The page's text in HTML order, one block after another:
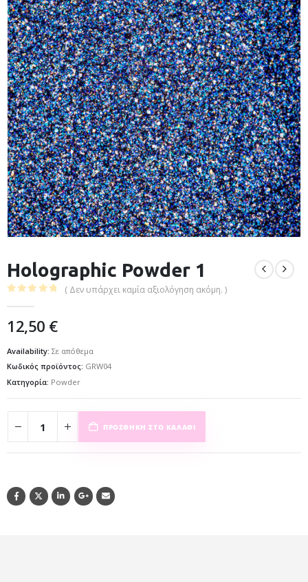
Holographic Powder 1
( Δεν υπάρχει καμία αξιολόγηση ακόμη. )
12,50 €
Availability: Σε απόθεμα
Κωδικός προϊόντος: GRW04
Κατηγορία: Powder
ΠΡΟΣΘΉΚΗ ΣΤΟ ΚΑΛΆΘΙ